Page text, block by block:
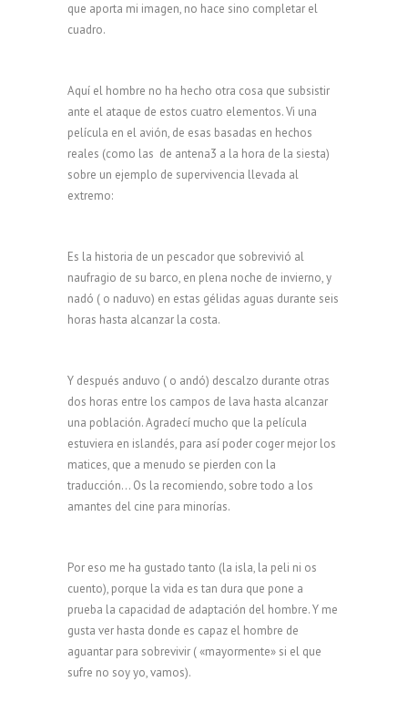
que aporta mi imagen, no hace sino completar el
cuadro.
Aquí el hombre no ha hecho otra cosa que subsistir
ante el ataque de estos cuatro elementos. Vi una
película en el avión, de esas basadas en hechos
reales (como las de antena3 a la hora de la siesta)
sobre un ejemplo de supervivencia llevada al
extremo:
Es la historia de un pescador que sobrevivió al
naufragio de su barco, en plena noche de invierno, y
nadó ( o naduvo) en estas gélidas aguas durante seis
horas hasta alcanzar la costa.
Y después anduvo ( o andó) descalzo durante otras
dos horas entre los campos de lava hasta alcanzar
una población. Agradecí mucho que la película
estuviera en islandés, para así poder coger mejor los
matices, que a menudo se pierden con la
traducción… Os la recomiendo, sobre todo a los
amantes del cine para minorías.
Por eso me ha gustado tanto (la isla, la peli ni os
cuento), porque la vida es tan dura que pone a
prueba la capacidad de adaptación del hombre. Y me
gusta ver hasta donde es capaz el hombre de
aguantar para sobrevivir ( «mayormente» si el que
sufre no soy yo, vamos).